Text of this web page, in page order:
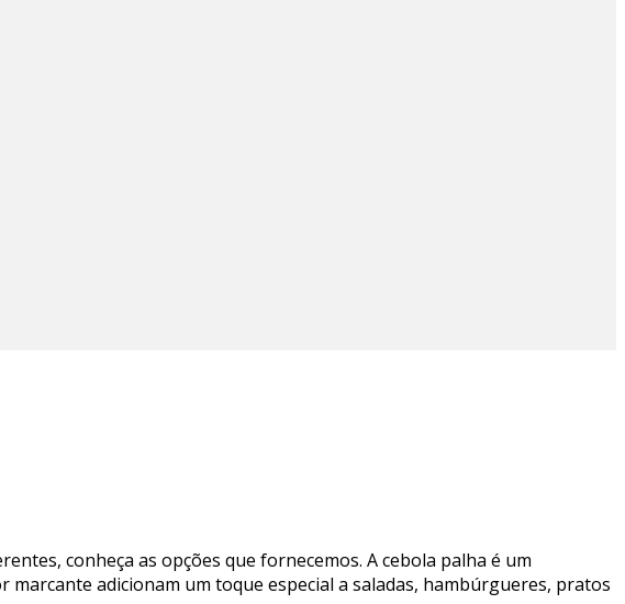
conheça as opções que fornecemos. A cebola palha é um
adicionam um toque especial a saladas, hambúrgueres, pratos